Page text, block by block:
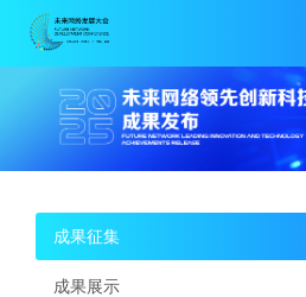
成果征集
成果展示